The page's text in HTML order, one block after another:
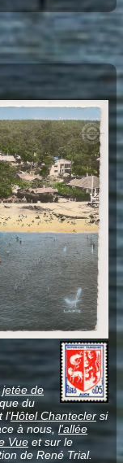
jetée de
du
l'Hôtel Chanteclersi
à nous, l'allée
Vue et sur le
de René Trial.